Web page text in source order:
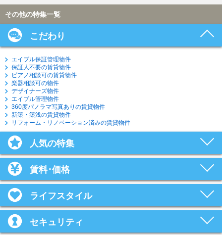
その他の特集一覧
こだわり
エイブル保証管理物件
保証人不要の賃貸物件
ピアノ相談可の賃貸物件
楽器相談可の物件
デザイナーズ物件
エイブル管理物件
360度パノラマ写真ありの賃貸物件
新築・築浅の賃貸物件
リフォーム・リノベーション済みの賃貸物件
人気の特集
賃料･価格
ライフスタイル
セキュリティ